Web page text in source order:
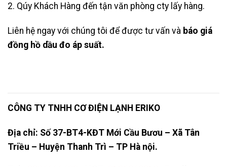
2. Qúy Khách Hàng đến tận văn phòng cty lấy hàng.
Liên hệ ngay với chúng tôi để được tư vấn và báo giá
đồng hồ dầu đo áp suất.
CÔNG TY TNHH CƠ ĐIỆN LẠNH ERIKO
Địa chỉ: Số 37-BT4-KĐT Mới Cầu Bươu – Xã Tân
Triều – Huyện Thanh Trì – TP Hà nội.